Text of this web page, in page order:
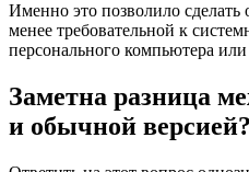
Именно это позволило
менее требовательной к
персонального компьютера или
Заметна разница
и обычной версией?